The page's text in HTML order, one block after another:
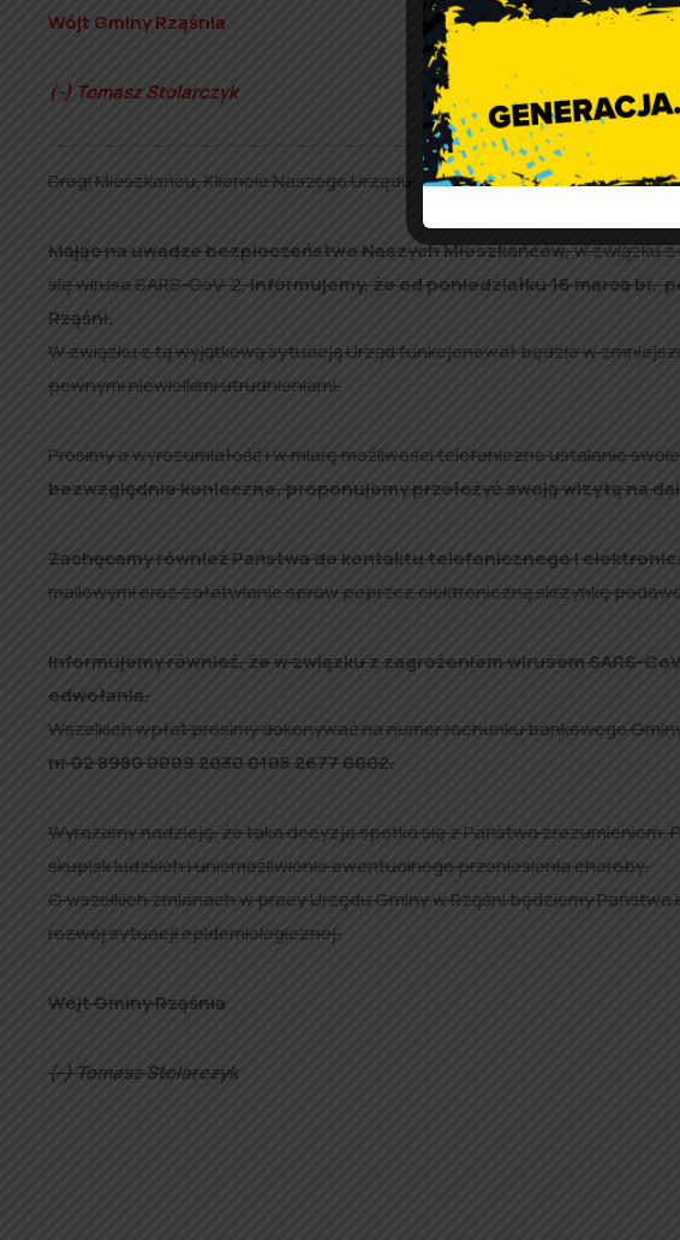
Wójt Gminy Rząśnia
(-) Tomasz Stolarczyk
Drogi Mieszkańcu, Kliencie Naszego Urzędu.
Mając na uwadze bezpieczeństwo Naszych Mieszkańców,w związku
się wirusa SARS-CoV-2,informujemy, że od poniedziałku 16 marca br.
Rząśni.
W związku z tą wyjątkową sytuacją Urząd funkcjonował będzie w
pewnymi niewielkimi utrudnieniami.
Prosimy o wyrozumiałość i w miarę możliwości telefoniczne ustalanie
bezwzględnie konieczne, proponujemy przełożyć swoją wizytę na
Zachęcamy również Państwa do kontaktu telefonicznego i
mailowymi oraz załatwianie spraw poprzez elektroniczną skrzynkę
Informujemy również, że w związku z zagrożeniem wirusem SARS-
odwołania.
Wszelkich wpłat prosimy dokonywać na numer rachunku bankowego
nr 02 8980 0009 2030 0105 2677 0002.
Wyrażamy nadzieję, że taka decyzja spotka się z Państwa zrozumieniem.
skupisk ludzkich i uniemożliwienie ewentualnego przeniesienia choroby.
O wszelkich zmianach w pracy Urzędu Gminy w Rząśni będziemy
rozwój sytuacji epidemiologicznej.
Wójt Gminy Rząśnia
(-) Tomasz Stolarczyk